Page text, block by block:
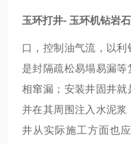
玉环打井- 玉环机钻岩
口，控制油气流，以
是封隔疏松易塌易漏
相窜漏；安装井固井就
并在其周围注入水泥浆
井从实际施工方面也